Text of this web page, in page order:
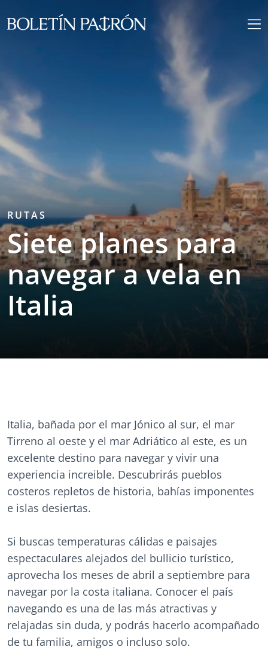
RUTAS
Siete planes para
navegar a vela en
Italia
Italia, bañada por el mar Jónico al sur, el mar
Tirreno al oeste y el mar Adriático al este, es un
excelente destino para navegar y vivir una
experiencia increible. Descubrirás pueblos
costeros repletos de historia, bahías imponentes
e islas desiertas.
Si buscas temperaturas cálidas e paisajes
espectaculares alejados del bullicio turístico,
aprovecha los meses de abril a septiembre para
navegar por la costa italiana. Conocer el país
navegando es una de las más atractivas y
relajadas sin duda, y podrás hacerlo acompañado
de tu familia, amigos o incluso solo.